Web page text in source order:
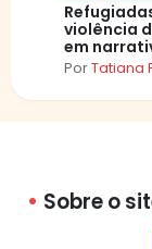
violência
em
PorTatiana
Sobre o